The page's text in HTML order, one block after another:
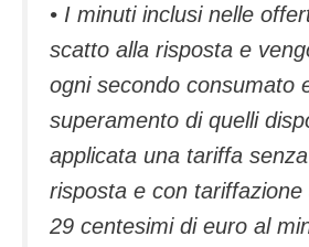
• I minuti inclusi nelle
scatto alla risposta e
ogni secondo consumato
superamento di quelli
applicata una tariffa
risposta e con tariffazione
29 centesimi di euro al